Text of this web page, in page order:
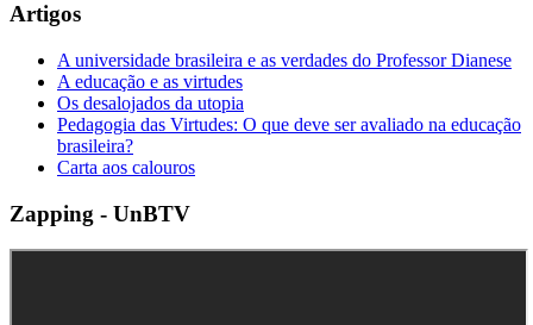
Artigos
A universidade brasileira e as verdades do Professor Dianese
A educação e as virtudes
Os desalojados da utopia
Pedagogia das Virtudes: O que deve ser avaliado na educação
brasileira?
Carta aos calouros
Zapping - UnBTV